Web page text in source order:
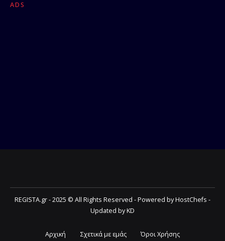
ADS
REGISTA.gr - 2025 © All Rights Reserved - Powered by HostChefs -
Updated by KD
Αρχική Σχετικά με εμάς
Όροι Χρήσης